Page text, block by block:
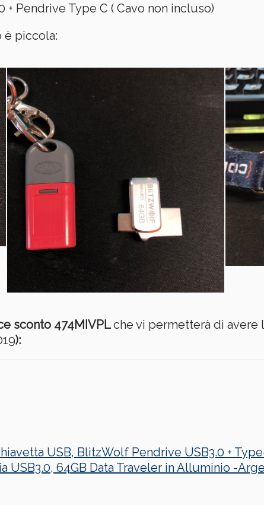
+ Pendrive Type C ( Cavo non incluso)
piccola:
sconto 474MIVPLche vi permetterà di avere
):
USB, BlitzWolf Pendrive USB3.0 +
USB3.0, 64GB Data Traveler in Alluminio -